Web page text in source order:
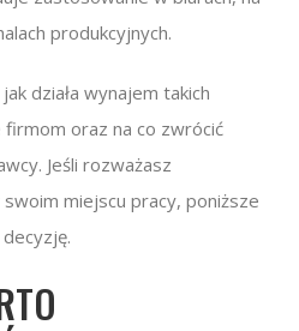
produkcyjnych.
działa wynajem takich
oraz na co zwrócić
Jeśli rozważasz
miejscu pracy, poniższe